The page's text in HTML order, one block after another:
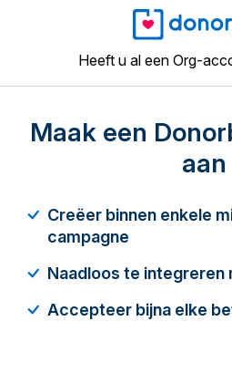
Heeft u al een Org-
Maak een
aan
Creëer binnen enkele
campagne
Naadloos te integreren
Accepteer bijna elke